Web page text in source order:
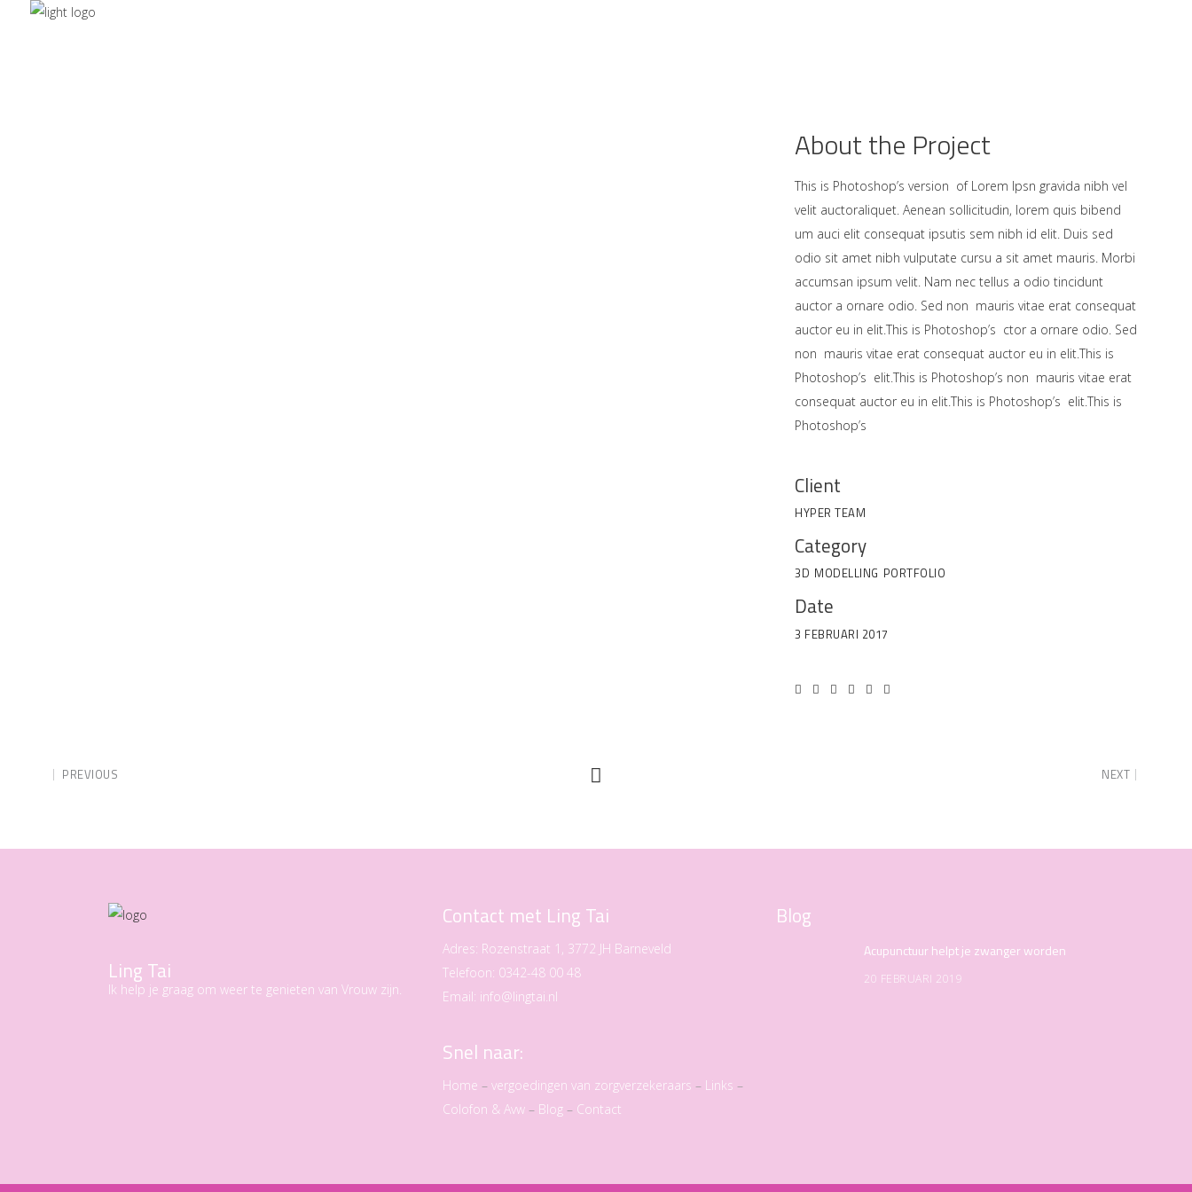
About the Project
This is Photoshop’s version of Lorem Ipsn gravida nibh vel
velit auctoraliquet. Aenean sollicitudin, lorem quis bibend
um auci elit consequat ipsutis sem nibh id elit. Duis sed
odio sit amet nibh vulputate cursu a sit amet mauris. Morbi
accumsan ipsum velit. Nam nec tellus a odio tincidunt
auctor a ornare odio. Sed non mauris vitae erat consequat
auctor eu in elit.This is Photoshop’s ctor a ornare odio. Sed
non mauris vitae erat consequat auctor eu in elit.This is
Photoshop’s elit.This is Photoshop’s non mauris vitae erat
consequat auctor eu in elit.This is Photoshop’s elit.This is
Photoshop’s
Client
HYPER TEAM
Category
3D MODELLING PORTFOLIO
Date
3 FEBRUARI 2017
PREVIOUS NEXT
Ling Tai
Ik help je graag om weer te genieten van Vrouw zijn.
Contact met Ling Tai
Adres: Rozenstraat 1, 3772 JH Barneveld
Telefoon: 0342-48 00 48
Email: info@lingtai.nl
Snel naar:
Home – vergoedingen van zorgverzekeraars – Links –
Colofon & Avw– Blog– Contact
Blog
Acupunctuur helpt je zwanger worden
20 FEBRUARI 2019